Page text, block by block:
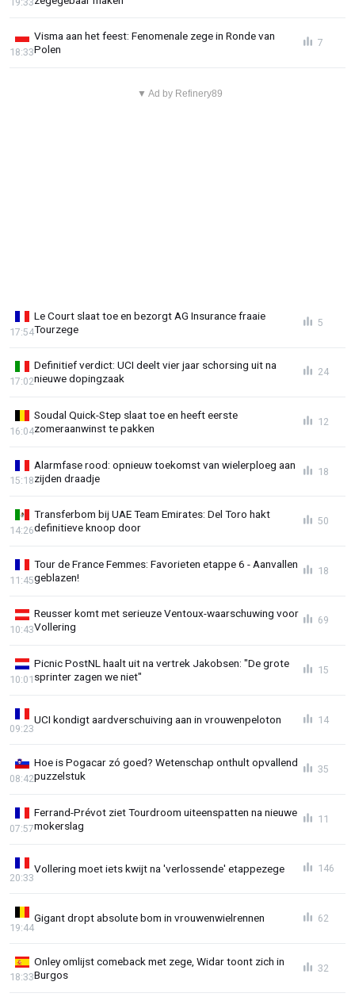
Visma aan het feest: Fenomenale zege in Ronde van
Polen
18:33
7
▼ Ad by Refinery89
Le Court slaat toe en bezorgt AG Insurance fraaie
Tourzege
17:54
5
Definitief verdict: UCI deelt vier jaar schorsing uit na
nieuwe dopingzaak
17:02
24
Soudal Quick-Step slaat toe en heeft eerste
zomeraanwinst te pakken
16:04
12
Alarmfase rood: opnieuw toekomst van wielerploeg aan
zijden draadje
15:18
18
Transferbom bij UAE Team Emirates: Del Toro hakt
definitieve knoop door
14:26
50
Tour de France Femmes: Favorieten etappe 6 - Aanvallen
geblazen!
11:45
18
Reusser komt met serieuze Ventoux-waarschuwing voor
Vollering
10:43
69
Picnic PostNL haalt uit na vertrek Jakobsen: "De grote
sprinter zagen we niet"
10:01
15
UCI kondigt aardverschuiving aan in vrouwenpeloton
09:23
14
Hoe is Pogacar zó goed? Wetenschap onthult opvallend
puzzelstuk
08:42
35
Ferrand-Prévot ziet Tourdroom uiteenspatten na nieuwe
mokerslag
07:57
11
Vollering moet iets kwijt na 'verlossende' etappezege
20:33
146
Gigant dropt absolute bom in vrouwenwielrennen
19:44
62
Onley omlijst comeback met zege, Widar toont zich in
Burgos
18:33
32